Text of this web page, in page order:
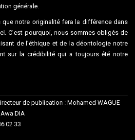
générale.
notre originalité fera la différence dans
C’est pourquoi, nous sommes obligés de
de l’éthique et de la déontologie notre
sur la crédibilité qui a toujours été notre
de publication : Mohamed WAGUE
DIA
02 33